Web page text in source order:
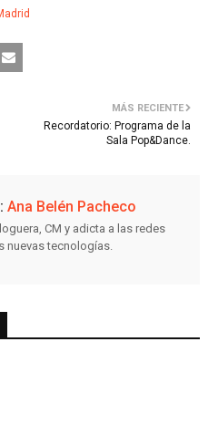
MÁS RECIENTE
Recordatorio: Programa de la
Sala Pop&Dance.
Ana Belén Pacheco
CM y adicta a las redes
nuevas tecnologías.